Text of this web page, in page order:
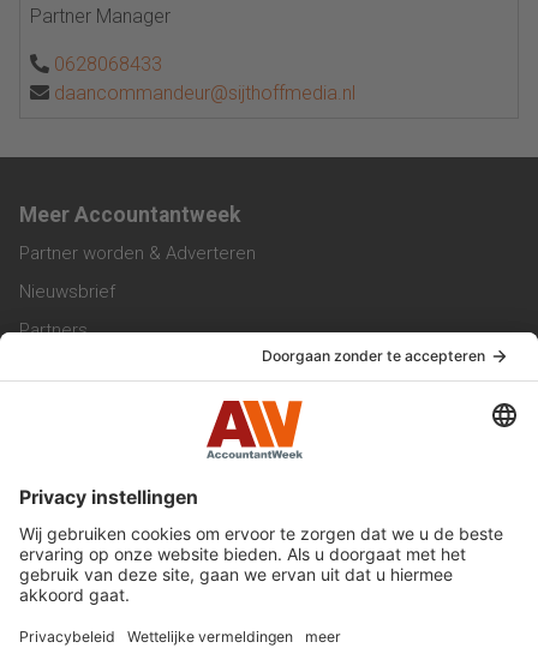
Partner Manager
0628068433
daancommandeur@sijthoffmedia.nl
Meer Accountantweek
Partner worden & Adverteren
Nieuwsbrief
Partners
Werken bij ons
Privacy Statement
Algemene Voorwaarden
Privacyinstellingen